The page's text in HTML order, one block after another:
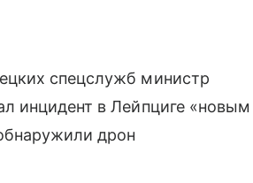
спецслужб министр
инцидент в Лейпциге «новым
дрон